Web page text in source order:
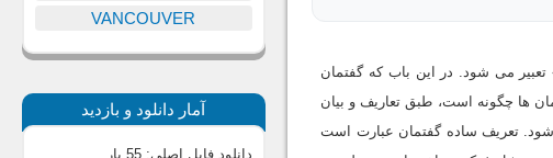
می شود. در این باب که گفتمان
ها چگونه است، طبق تعاریف و بیان
شود. تعریف ساده گفتمان عبارت است
VANCOUVER
آمار دانلود و بازدید
دانلود فایل اصلی:55 بار